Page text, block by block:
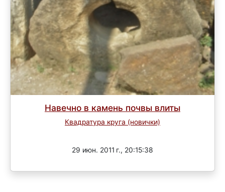
Навечно в камень почвы влиты
Квадратура круга (новички)
29 июн. 2011 г., 20:15:38